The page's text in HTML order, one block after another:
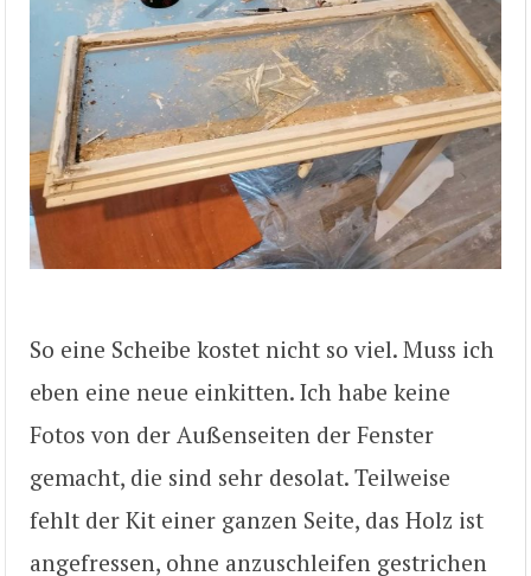
So eine Scheibe kostet nicht so viel. Muss ich
eben eine neue einkitten. Ich habe keine
Fotos von der Außenseiten der Fenster
gemacht, die sind sehr desolat. Teilweise
fehlt der Kit einer ganzen Seite, das Holz ist
angefressen, ohne anzuschleifen gestrichen